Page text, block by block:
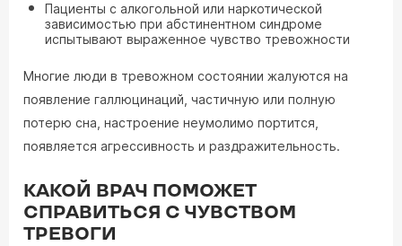
Пациенты с алкогольной или наркотической
зависимостью при абстинентном синдроме
испытывают выраженное чувство тревожности
Многие люди в тревожном состоянии жалуются на
появление галлюцинаций, частичную или полную
потерю сна, настроение неумолимо портится,
появляется агрессивность и раздражительность.
КАКОЙ ВРАЧ ПОМОЖЕТ
СПРАВИТЬСЯ С ЧУВСТВОМ
ТРЕВОГИ